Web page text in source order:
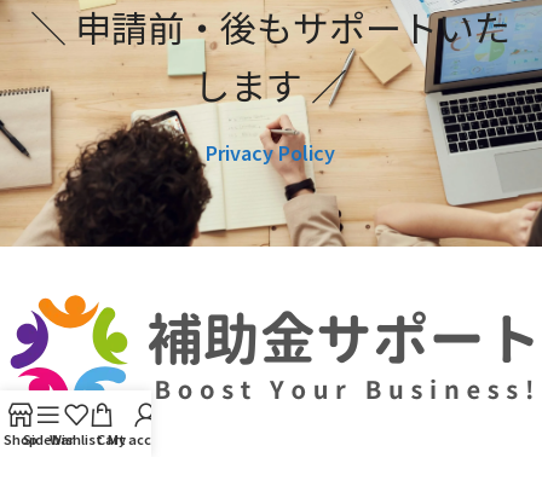
＼ 申請前・後もサポートいた
します ／
Privacy Policy
ShopSidebarWishlistCart
My account